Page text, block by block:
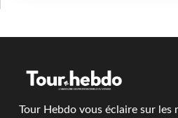
Tour Hebdo vous éclaire sur les